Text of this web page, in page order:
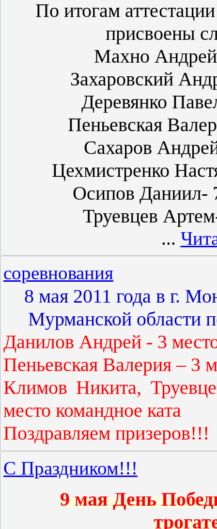
По итогам
присвоены
Махно
Захаровский
Деревянко
Пеньевская
Сахаров
Цехмистренко
Осипов Даниил-
Труевцев
...
соревнования
8 мая 2011 года в г.
Мурманской области
Данилов Андрей - 3
Пеньевская Валерия – 3
Климов Никита,
место командное ката
Поздравляем призеров!!!
С Праздником!!!
9 мая День